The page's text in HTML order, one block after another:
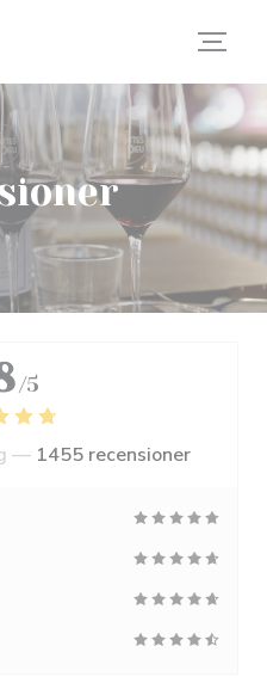
/5
— 1455 recensioner